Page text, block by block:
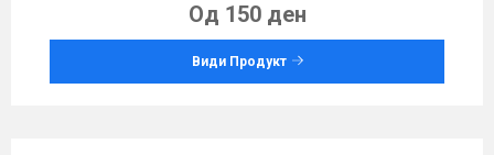
Од 150 ден
Види Продукт